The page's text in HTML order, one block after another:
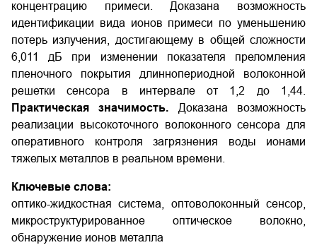
концентрацию примеси. Доказана возможность
идентификации вида ионов примеси по уменьшению
потерь излучения, достигающему в общей сложности
6,011 дБ при изменении показателя преломления
пленочного покрытия длиннопериодной волоконной
решетки сенсора в интервале от 1,2 до 1,44.
Практическая значимость. Доказана возможность
реализации высокоточного волоконного сенсора для
оперативного контроля загрязнения воды ионами
тяжелых металлов в реальном времени.
Ключевые слова:
оптико-жидкостная система, оптоволоконный сенсор,
микроструктурированное оптическое волокно,
обнаружение ионов металла